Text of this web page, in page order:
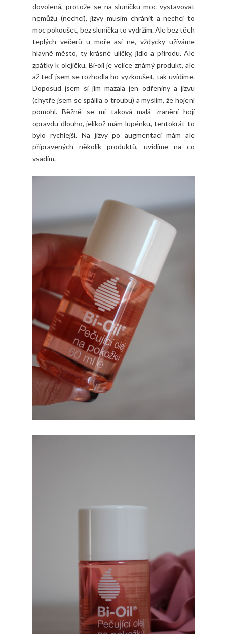
dovolená, protože se na sluníčku moc vystavovat
nemůžu (nechci), jizvy musím chránit a nechci to
moc pokoušet, bez sluníčka to vydržím. Ale bez těch
teplých večerů u moře asi ne, vždycky užíváme
hlavně město, ty krásné uličky, jídlo a přírodu. Ale
zpátky k olejíčku. Bi-oil je velice známý produkt, ale
až teď jsem se rozhodla ho vyzkoušet, tak uvídíme.
Doposud jsem si jím mazala jen odřeniny a jizvu
(chytře jsem se spálila o troubu) a myslím, že hojení
pomohl. Běžně se mi taková malá zranění hojí
opravdu dlouho, jelikož mám lupénku, tentokrát to
bylo rychlejší. Na jizvy po augmentaci mám ale
připravených několik produktů, uvidíme na co
vsadím.